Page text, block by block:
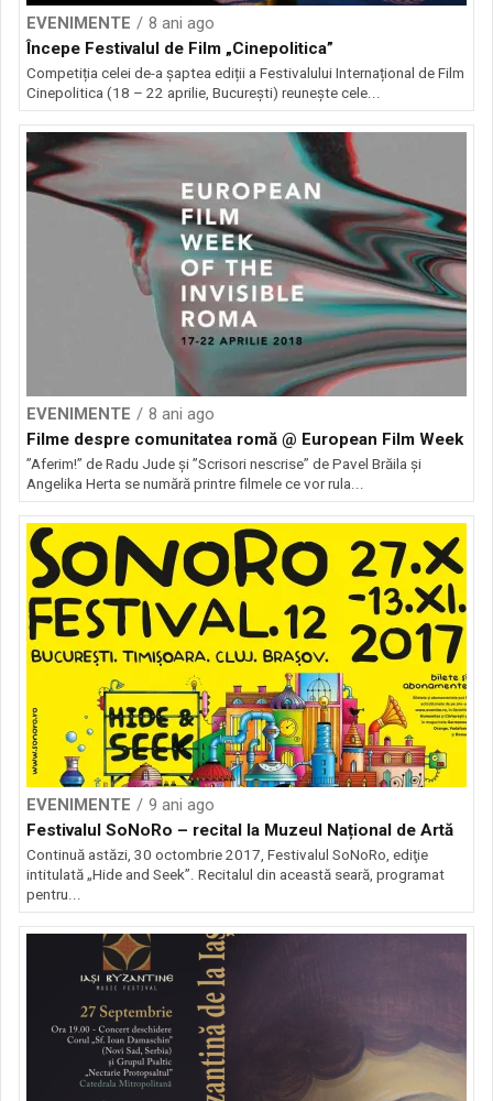
EVENIMENTE
8 ani ago
Începe Festivalul de Film „Cinepolitica”
Competiția celei de-a șaptea ediții a Festivalului Internațional de Film
Cinepolitica (18 – 22 aprilie, București) reunește cele...
EVENIMENTE
8 ani ago
Filme despre comunitatea romă @ European Film Week
”Aferim!” de Radu Jude şi ”Scrisori nescrise” de Pavel Brăila şi
Angelika Herta se numără printre filmele ce vor rula...
EVENIMENTE
9 ani ago
Festivalul SoNoRo – recital la Muzeul Național de Artă
Continuă astăzi, 30 octombrie 2017, Festivalul SoNoRo, ediţie
intitulată „Hide and Seek”. Recitalul din această seară, programat
pentru...